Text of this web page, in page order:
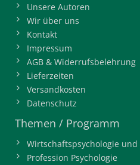
Unsere Autoren
Wir über uns
Kontakt
Impressum
AGB & Widerrufsbelehrung
Lieferzeiten
Versandkosten
Datenschutz
Themen / Programm
Wirtschaftspsychologie und
Profession Psychologie